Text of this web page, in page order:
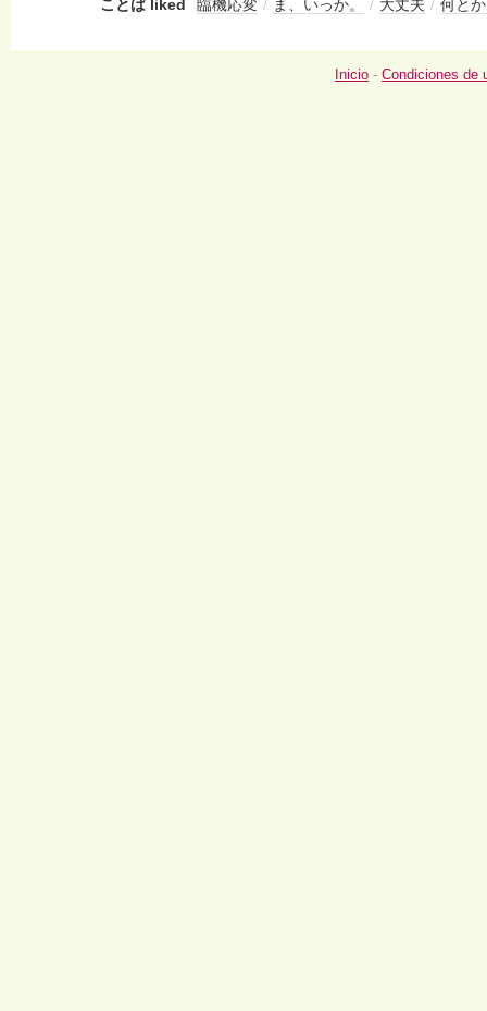
ことば liked
臨機応変 / ま、いっか。 / 大丈夫 / 何と
Inicio - Condiciones de